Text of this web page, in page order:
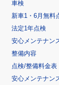
車検
新車1・6月無料
法定1年点検
安心メンテナン
整備内容
点検/整備料金表
安心メンテナン